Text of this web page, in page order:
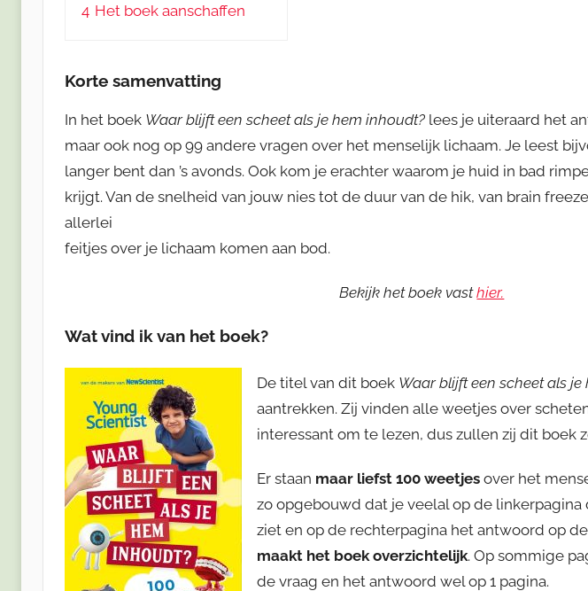
4 Het boek aanschaffen
Korte samenvatting
In het boek Waar blijft een scheet als je hem inhoudt? lees je uiteraard het
maar ook nog op 99 andere vragen over het menselijk lichaam. Je leest
langer bent dan ’s avonds. Ook kom je erachter waarom je huid in bad
krijgt. Van de snelheid van jouw nies tot de duur van de hik, van brain
allerlei
feitjes over je lichaam komen aan bod.
Bekijk het boek vasthier.
Wat vind ik van het boek?
De titel van dit boek Waar blijft een scheet als
aantrekken. Zij vinden alle weetjes over
interessant om te lezen, dus zullen zij dit boek
Er staan maar liefst 100 weetjes over het
zo opgebouwd dat je veelal op de
ziet en op de rechterpagina het antwoord op
maakt het boek overzichtelijk. Op sommige
de vraag en het antwoord wel op 1 pagina.